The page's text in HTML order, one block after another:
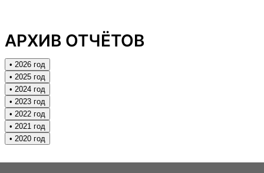
АРХИВ ОТЧЁТОВ
• 2026 год
• 2025 год
• 2024 год
• 2023 год
• 2022 год
• 2021 год
• 2020 год